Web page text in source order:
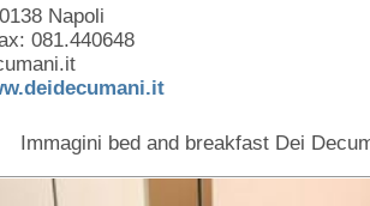
Napoli
081.440648
Immagini bed and breakfast Dei